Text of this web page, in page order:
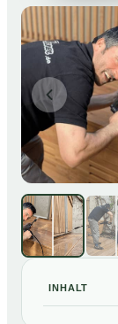
INHALT